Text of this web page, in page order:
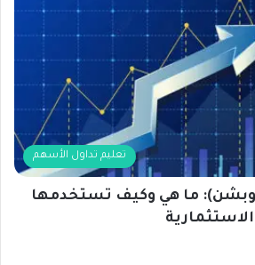
تعليم تداول الأسهم
ما هي وكيف تستخدمها